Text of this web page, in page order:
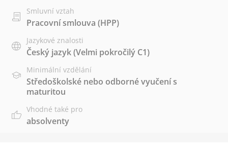
Smluvní vztah
Pracovní smlouva (HPP)
Jazykové znalosti
Český jazyk(Velmi pokročilý C1)
Minimální vzdělání
Středoškolské nebo odborné vyučení s
maturitou
Vhodné také pro
absolventy